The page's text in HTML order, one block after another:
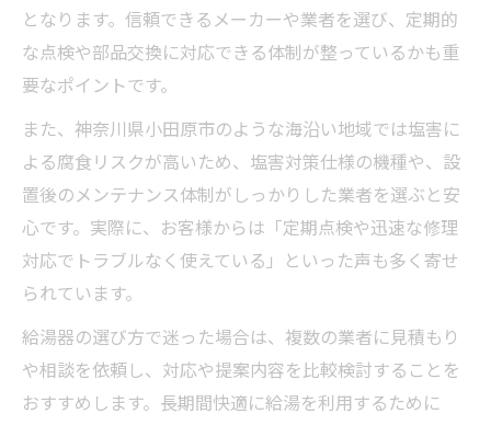
となります。信頼できるメーカーや業者を選び、定期的
な点検や部品交換に対応できる体制が整っているかも重
要なポイントです。
また、神奈川県小田原市のような海沿い地域では塩害に
よる腐食リスクが高いため、塩害対策仕様の機種や、設
置後のメンテナンス体制がしっかりした業者を選ぶと安
心です。実際に、お客様からは「定期点検や迅速な修理
対応でトラブルなく使えている」といった声も多く寄せ
られています。
給湯器の選び方で迷った場合は、複数の業者に見積もり
や相談を依頼し、対応や提案内容を比較検討することを
おすすめします。長期間快適に給湯を利用するために